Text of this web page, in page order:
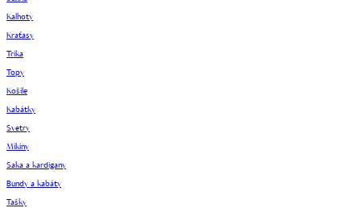
Kalhoty
Kraťasy
Trika
Topy
Košile
Kabátky
Svetry
Mikiny
Saka a kardigany
Bundy a kabáty
Tašky